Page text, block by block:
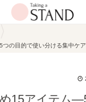
の目的で使い分ける集中ケア
15アイテム